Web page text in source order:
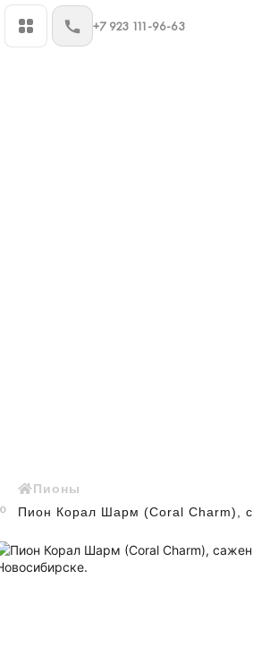
+7 923 111-96-63
Пионы
Пион Корал Шарм (Сoral Сharm),